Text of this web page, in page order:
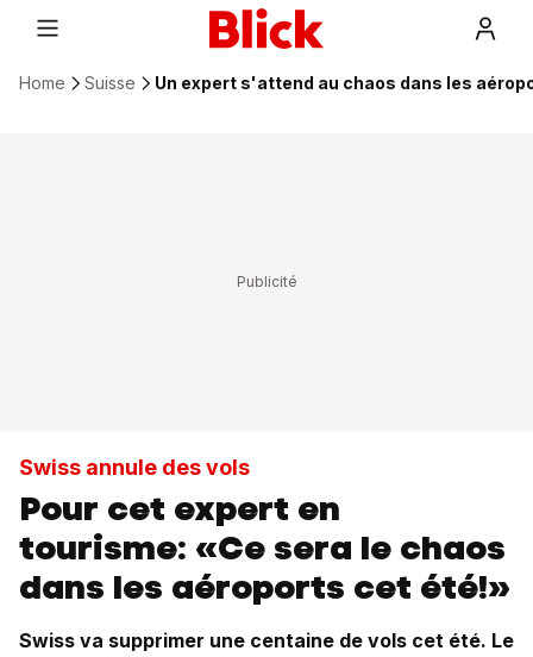
Home Suisse Un expert s'attend au chaos dans les
Swiss annule des vols
Pour cet expert en
tourisme: «Ce sera le chaos
dans les aéroports cet été!»
Swiss va supprimer une centaine de vols cet été. Le